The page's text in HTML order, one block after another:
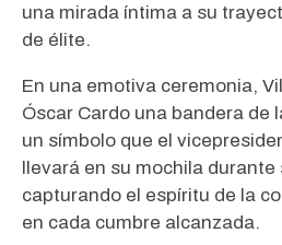
una mirada íntima a su
de élite.
En una emotiva ceremonia,
Óscar Cardo una bandera de
un símbolo que el
llevará en su mochila
capturando el espíritu de la
en cada cumbre alcanzada.